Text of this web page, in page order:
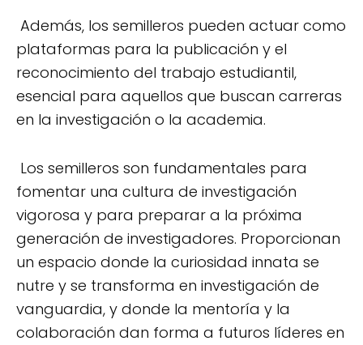
Además, los semilleros pueden actuar como
plataformas para la publicación y el
reconocimiento del trabajo estudiantil,
esencial para aquellos que buscan carreras
en la investigación o la academia.
Los semilleros son fundamentales para
fomentar una cultura de investigación
vigorosa y para preparar a la próxima
generación de investigadores. Proporcionan
un espacio donde la curiosidad innata se
nutre y se transforma en investigación de
vanguardia, y donde la mentoría y la
colaboración dan forma a futuros líderes en